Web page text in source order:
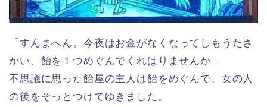
「すんまへん。今夜はお金がなくなってしもうたさ
かい、飴を１つめぐんでくれはりませんか」
不思議に思った飴屋の主人は飴をめぐんで、女の人
の後をそっとつけてゆきました。